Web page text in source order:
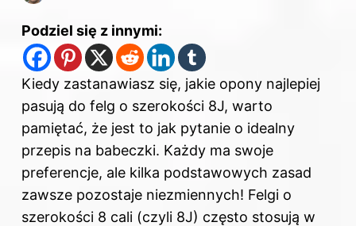
Podziel się z innymi:
Kiedy zastanawiasz się, jakie opony najlepiej
pasują do felg o szerokości 8J, warto
pamiętać, że jest to jak pytanie o idealny
przepis na babeczki. Każdy ma swoje
preferencje, ale kilka podstawowych zasad
zawsze pozostaje niezmiennych! Felgi o
szerokości 8 cali (czyli 8J) często stosują w